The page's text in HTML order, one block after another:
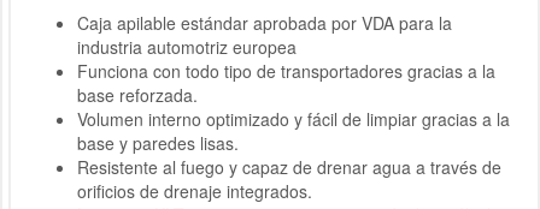
Caja apilable estándar aprobada por VDA para la
industria automotriz europea
Funciona con todo tipo de transportadores gracias a la
base reforzada.
Volumen interno optimizado y fácil de limpiar gracias a la
base y paredes lisas.
Resistente al fuego y capaz de drenar agua a través de
orificios de drenaje integrados.